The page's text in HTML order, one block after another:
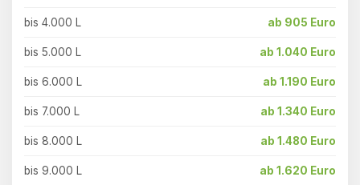
bis 4.000 L ab 905 Euro
bis 5.000 L ab 1.040 Euro
bis 6.000 L ab 1.190 Euro
bis 7.000 L ab 1.340 Euro
bis 8.000 L ab 1.480 Euro
bis 9.000 L ab 1.620 Euro